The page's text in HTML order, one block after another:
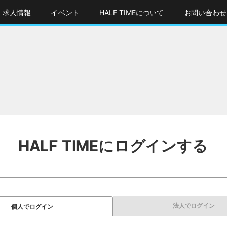
求人情報 イベント HALF TIMEについて お問い合わせ
HALF TIMEにログインする
個人でログイン 法人でログイン